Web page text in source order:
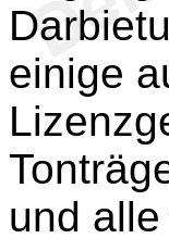
einige
und